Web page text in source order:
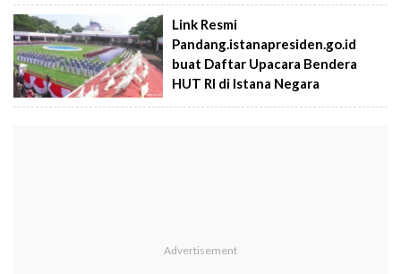
Link Resmi
Pandang.istanapresiden.go.id
buat Daftar Upacara Bendera
HUT RI di Istana Negara